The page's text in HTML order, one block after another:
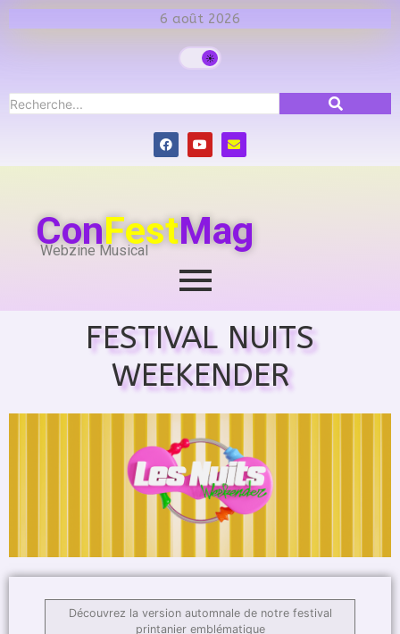
6 août 2026
ConFestMag
Webzine Musical
FESTIVAL NUITS
WEEKENDER
Découvrez la version automnale de notre festival
printanier emblématique